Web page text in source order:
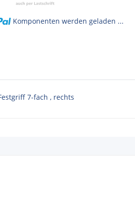
Komponenten werden geladen ...
7-fach , rechts